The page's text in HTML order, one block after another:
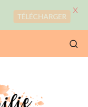
TÉLÉCHARGER
X